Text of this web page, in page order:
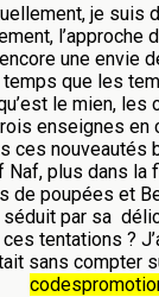
je suis
l’approche
une envie
que les
le mien,
enseignes en
ces nouveautés
Naf, plus dans la
de poupées et
par sa
tentations ?
sans compter